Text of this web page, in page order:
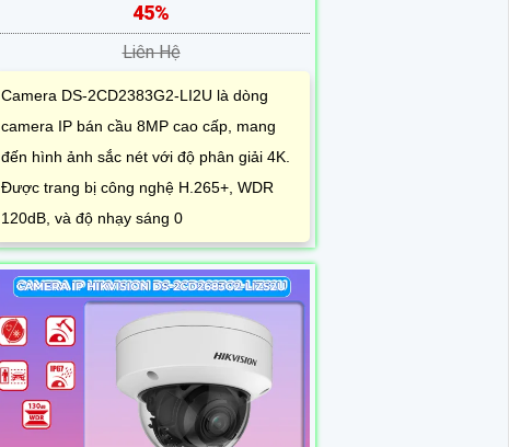
45%
Liên Hệ
Camera DS-2CD2383G2-LI2U là dòng
camera IP bán cầu 8MP cao cấp, mang
đến hình ảnh sắc nét với độ phân giải 4K.
Được trang bị công nghệ H.265+, WDR
120dB, và độ nhạy sáng 0